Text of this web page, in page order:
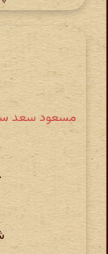
مسعود سعد